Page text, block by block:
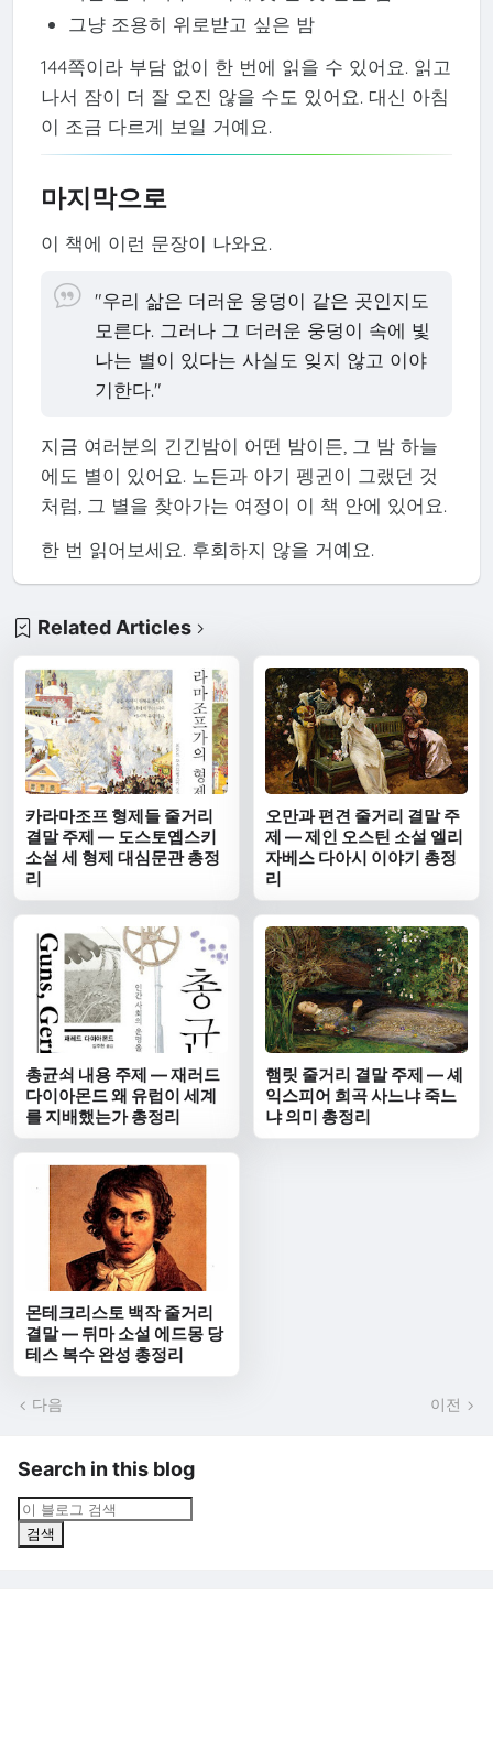
그냥 조용히 위로받고 싶은 밤
144쪽이라 부담 없이 한 번에 읽을 수 있어요. 읽고
나서 잠이 더 잘 오진 않을 수도 있어요. 대신 아침
이 조금 다르게 보일 거예요.
마지막으로
이 책에 이런 문장이 나와요.
"우리 삶은 더러운 웅덩이 같은 곳인지도
모른다. 그러나 그 더러운 웅덩이 속에 빛
나는 별이 있다는 사실도 잊지 않고 이야
기한다."
지금 여러분의 긴긴밤이 어떤 밤이든, 그 밤 하늘
에도 별이 있어요. 노든과 아기 펭귄이 그랬던 것
처럼, 그 별을 찾아가는 여정이 이 책 안에 있어요.
한 번 읽어보세요. 후회하지 않을 거예요.
Related Articles
카라마조프 형제들 줄거리
결말 주제 — 도스토옙스키
소설 세 형제 대심문관 총정
리
오만과 편견 줄거리 결말 주
제 — 제인 오스틴 소설 엘리
자베스 다아시 이야기 총정
리
총균쇠 내용 주제 — 재러드
다이아몬드 왜 유럽이 세계
를 지배했는가 총정리
햄릿 줄거리 결말 주제 — 셰
익스피어 희곡 사느냐 죽느
냐 의미 총정리
몬테크리스토 백작 줄거리
결말 — 뒤마 소설 에드몽 당
테스 복수 완성 총정리
다음 이전
Search in this blog